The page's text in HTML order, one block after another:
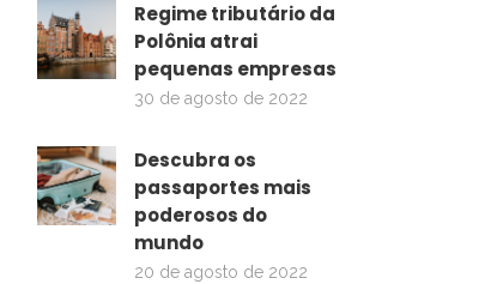
Regime tributário da
Polônia atrai
pequenas empresas
30 de agosto de 2022
Descubra os
passaportes mais
poderosos do
mundo
20 de agosto de 2022